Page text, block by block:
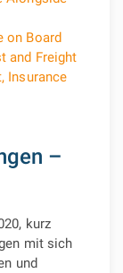
on Board
and Freight
Insurance
–
kurz
mit sich
und